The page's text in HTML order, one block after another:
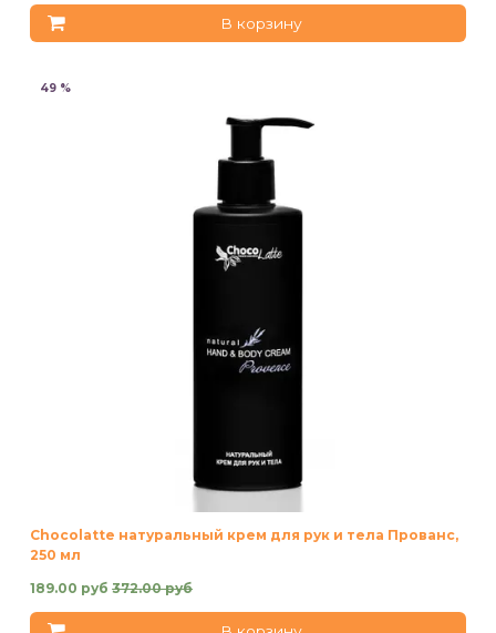
В корзину
49 %
Chocolatte натуральный крем для рук и тела Прованс,
250 мл
189.00 руб 372.00 руб